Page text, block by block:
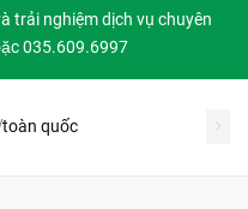
trải nghiệm dịch vụ chuyên
035.609.6997
quốc